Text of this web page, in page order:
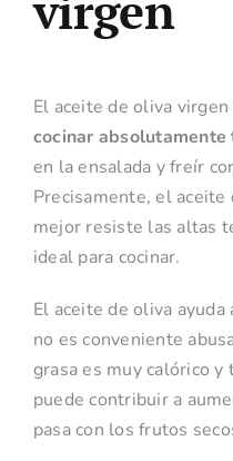
El aceite de oliva
cocinar absolutamente
en la ensalada y freír
Precisamente, el
mejor resiste las altas
ideal para cocinar.
El aceite de oliva
no es conveniente
grasa es muy calórico
puede contribuir a
pasa con los frutos